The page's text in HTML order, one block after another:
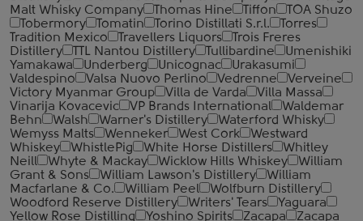
Malt Whisky Company
Thomas Hine Tiffon
TOA Shuzo
Tobermory
Tomatin Torino Distillati S.r.l.
Torres
Tradition Mexico
Travellers Liquors
Trois Freres
Distillery
TTL Nantou Distillery Tullibardine
Umenishiki
Yamakawa
Underberg Unicognac
Urakasumi
Valdespino
Valsa Nuovo Perlino Vedrenne
Verveine
Victory Myanmar Group
Villa de Varda
Villa Massa
Vinarija Kovacevic
VP Brands International
Waldemar
Behn
Walsh Warner's Distillery
Waterford Whisky
Wemyss Malts
Wenneker West Cork
Westward
Whiskey
WhistlePig White Horse Distillers
Whitley
Neill
Whyte & Mackay Wicklow Hills Whiskey
William
Grant & Sons
William Lawson's Distillery
William
Macfarlane & Co.
William Peel
Wolfburn Distillery
Woodford Reserve Distillery
Writers' Tears
Yaguara
Yellow Rose Distilling
Yoshino Spirits Zacapa
Zacapa